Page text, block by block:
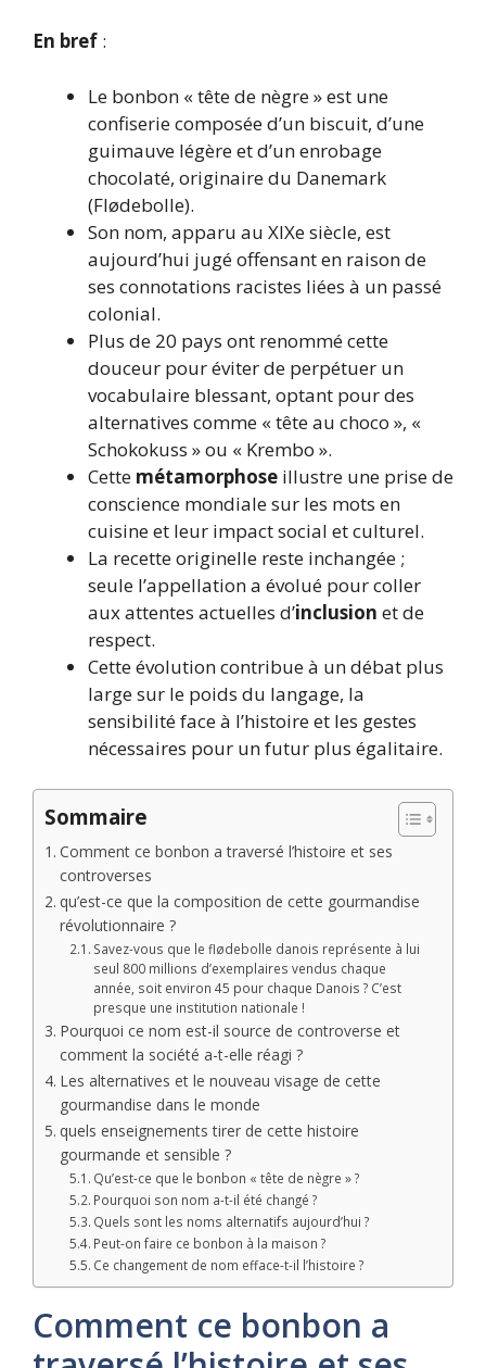
En bref :
Le bonbon « tête de nègre » est une
confiserie composée d’un biscuit, d’une
guimauve légère et d’un enrobage
chocolaté, originaire du Danemark
(Flødebolle).
Son nom, apparu au XIXe siècle, est
aujourd’hui jugé offensant en raison de
ses connotations racistes liées à un passé
colonial.
Plus de 20 pays ont renommé cette
douceur pour éviter de perpétuer un
vocabulaire blessant, optant pour des
alternatives comme « tête au choco », «
Schokokuss » ou « Krembo ».
Cette métamorphose illustre une prise de
conscience mondiale sur les mots en
cuisine et leur impact social et culturel.
La recette originelle reste inchangée ;
seule l’appellation a évolué pour coller
aux attentes actuelles d’inclusion et de
respect.
Cette évolution contribue à un débat plus
large sur le poids du langage, la
sensibilité face à l’histoire et les gestes
nécessaires pour un futur plus égalitaire.
Sommaire
Comment ce bonbon a traversé l’histoire et ses
controverses
qu’est-ce que la composition de cette gourmandise
révolutionnaire ?
Savez-vous que le flødebolle danois représente à lui
seul 800 millions d’exemplaires vendus chaque
année, soit environ 45 pour chaque Danois ? C’est
presque une institution nationale !
Pourquoi ce nom est-il source de controverse et
comment la société a-t-elle réagi ?
Les alternatives et le nouveau visage de cette
gourmandise dans le monde
quels enseignements tirer de cette histoire
gourmande et sensible ?
Qu’est-ce que le bonbon « tête de nègre » ?
Pourquoi son nom a-t-il été changé ?
Quels sont les noms alternatifs aujourd’hui ?
Peut-on faire ce bonbon à la maison ?
Ce changement de nom efface-t-il l’histoire ?
Comment ce bonbon a